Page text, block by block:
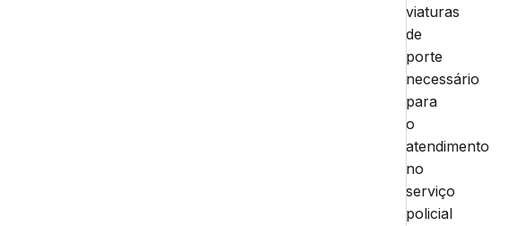
viaturas
de
porte
necessário
para
o
atendimento
no
serviço
policial